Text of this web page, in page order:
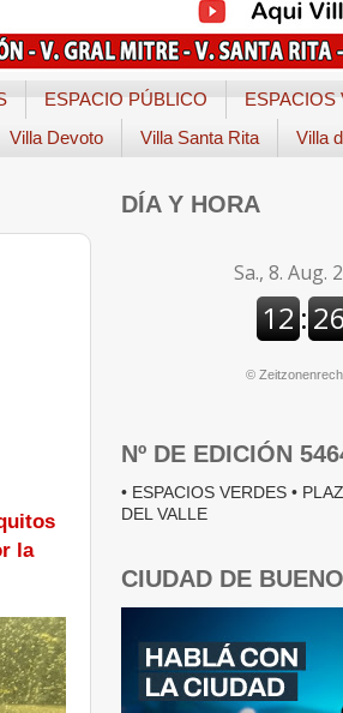
ESPACIO PÚBLICO
ESPACIOS
Villa Devoto Villa Santa Rita Villa
la
DÍA Y HORA
©
Nº DE EDICIÓN
• ESPACIOS VERDES •
DEL VALLE
CIUDAD DE